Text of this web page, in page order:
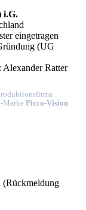
i.G.
eingetragen
(UG
Alexander Ratter
Marke Picco-Vision
(Rückmeldung